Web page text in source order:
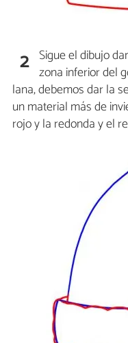
2 Sigue el dibujo
zona inferior del
lana, debemos dar la
un material más de
rojo y la redonda y el